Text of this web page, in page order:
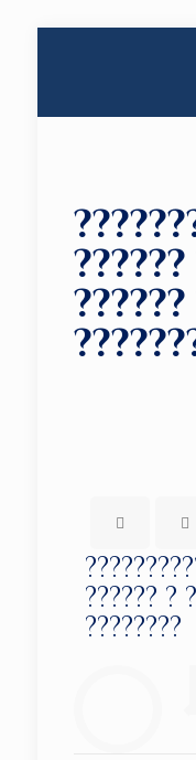
?????? ?
????????